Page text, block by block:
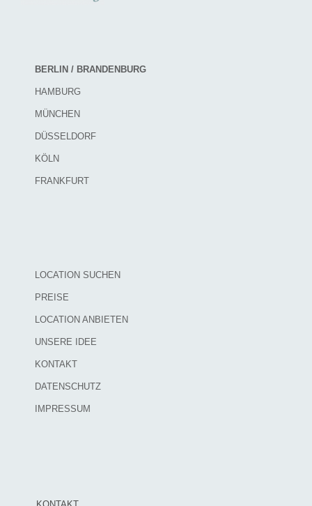
BERLIN / BRANDENBURG
HAMBURG
MÜNCHEN
DÜSSELDORF
KÖLN
FRANKFURT
LOCATION SUCHEN
PREISE
LOCATION ANBIETEN
UNSERE IDEE
KONTAKT
DATENSCHUTZ
IMPRESSUM